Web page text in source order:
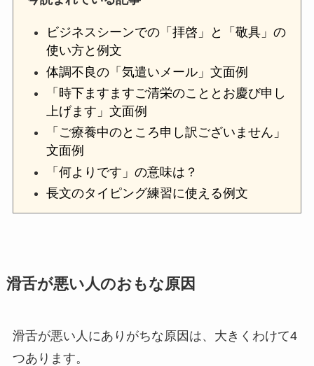
ビジネスシーンでの「拝啓」と「敬具」の
使い方と例文
体調不良の「気遣いメール」文面例
「時下ますますご清栄のこととお慶び申し
上げます」文面例
「ご療養中のところ申し訳ございません」
文面例
「何よりです」の意味は？
長文のタイピング練習に使える例文
滑舌が悪い人のおもな原因
滑舌が悪い人にありがちな原因は、大きくわけて4
つあります。